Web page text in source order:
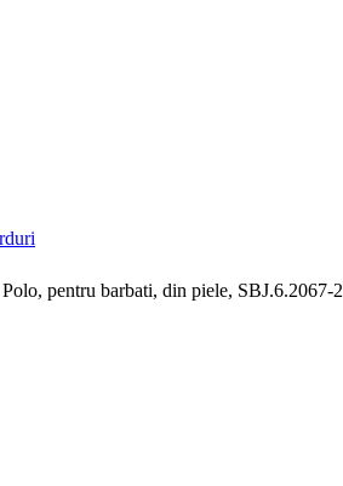
pentru barbati, din piele, SBJ.6.2067-2